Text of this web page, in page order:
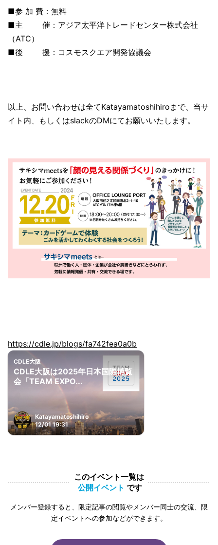
■参 加 費：無料
■主 催：アジア太平洋トレードセンター株式会社
（ATC）
■後 援：コスモスクエア開発協議会
以上、お問い合わせは全てKatayamatoshihiroまで、当サ
イト内、もしくはslackのDMにてお願いいたします。
https://cdle.jp/blogs/fa742fea0a0b
CDLE大阪
CDLE大阪は2025年日本国際博覧
会「TEAM EXPO...
Katayamatoshihiro
12/01 19:31
このイベント一覧は
公開イベント です
メンバー登録すると、限定記事の閲覧やメンバー同士の交流、限
定イベントへの参加などができます。